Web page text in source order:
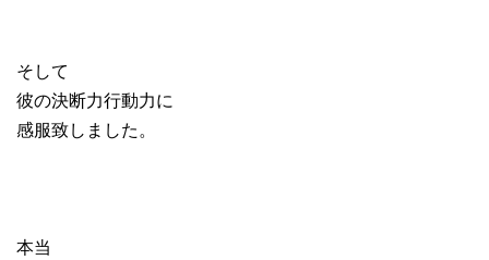
そして
彼の決断力行動力に
感服致しました。
本当